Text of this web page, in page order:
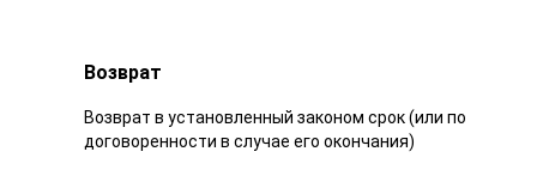
Возврат
Возврат в установленный законом срок (или по
договоренности в случае его окончания)